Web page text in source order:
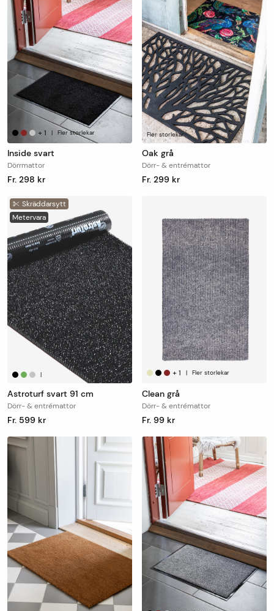
+1 | Fler storlekar
Inside svart
Dörrmattor
Fr. 298 kr
Fler storlekar
Oak grå
Dörr- & entrémattor
Fr. 299 kr
Skräddarsytt
Metervara
|
Astroturf svart 91 cm
Dörr- & entrémattor
Fr. 599 kr
+1 | Fler storlekar
Clean grå
Dörr- & entrémattor
Fr. 99 kr